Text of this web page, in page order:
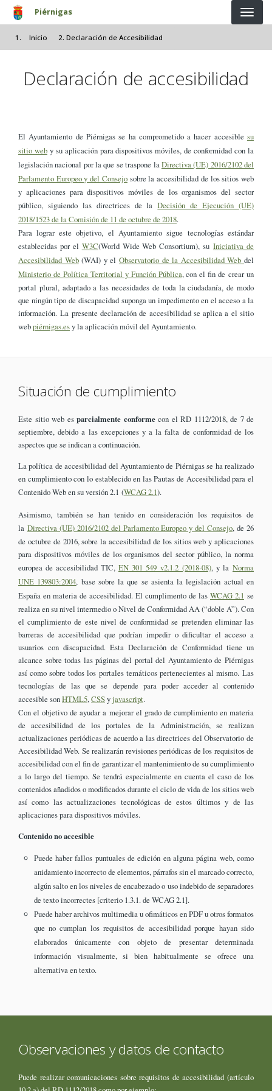
Pasar al contenido principal
Piérnigas
Inicio Declaración de Accesibilidad
Declaración de accesibilidad
El Ayuntamiento de Piérnigas se ha comprometido a hacer accesible su
sitio weby su aplicación para dispositivos móviles, de conformidad con la
legislación nacional por la que se traspone laDirectiva (UE) 2016/2102 del
Parlamento Europeo y del Consejosobre la accesibilidad de los sitios web
y aplicaciones para dispositivos móviles de los organismos del sector
público, siguiendo las directrices de laDecisión de Ejecución (UE)
2018/1523 de la Comisión de 11 de octubre de 2018.
Para lograr este objetivo, el Ayuntamiento sigue tecnologías estándar
establecidas por el W3C(World Wide Web Consortium), suIniciativa de
Accesibilidad Web(WAI) y elObservatorio de la Accesibilidad Webdel
Ministerio de Política Territorial y Función Pública, con el fin de crear un
portal plural, adaptado a las necesidades de toda la ciudadanía, de modo
que ningún tipo de discapacidad suponga un impedimento en el acceso a la
información. La presente declaración de accesibilidad se aplica a el sitio
webpiérnigas.esy la aplicación móvil del Ayuntamiento.
Situación de cumplimiento
Este sitio web es parcialmente conformecon el RD 1112/2018, de 7 de
septiembre, debido a las excepciones y a la falta de conformidad de los
aspectos que se indican a continuación.
La política de accesibilidad del Ayuntamiento de Piérnigas se ha realizado
en cumplimiento con lo establecido en las Pautas de Accesibilidad para el
Contenido Web en su versión 2.1 (WCAG 2.1).
Asimismo, también se han tenido en consideración los requisitos de
la Directiva (UE) 2016/2102 del Parlamento Europeo y del Consejo, de 26
de octubre de 2016, sobre la accesibilidad de los sitios web y aplicaciones
para dispositivos móviles de los organismos del sector público, la norma
europea de accesibilidad TIC, EN 301 549 v2.1.2 (2018-08), y la Norma
UNE 139803:2004, base sobre la que se asienta la legislación actual en
España en materia de accesibilidad. El cumplimento de las WCAG 2.1 se
realiza en su nivel intermedio o Nivel de Conformidad AA (“doble A”). Con
el cumplimiento de este nivel de conformidad se pretenden eliminar las
barreras de accesibilidad que podrían impedir o dificultar el acceso a
usuarios con discapacidad. Esta Declaración de Conformidad tiene un
alcance sobre todas las páginas del portal del Ayuntamiento de Piérnigas
así como sobre todos los portales temáticos pertenecientes al mismo. Las
tecnologías de las que se depende para poder acceder al contenido
accesible sonHTML5, CSSyjavascript.
Con el objetivo de ayudar a mejorar el grado de cumplimiento en materia
de accesibilidad de los portales de la Administración, se realizan
actualizaciones periódicas de acuerdo a las directrices del Observatorio de
Accesibilidad Web. Se realizarán revisiones periódicas de los requisitos de
accesibilidad con el fin de garantizar el mantenimiento de su cumplimiento
a lo largo del tiempo. Se tendrá especialmente en cuenta el caso de los
contenidos añadidos o modificados durante el ciclo de vida de los sitios web
así como las actualizaciones tecnológicas de estos últimos y de las
aplicaciones para dispositivos móviles.
Contenido no accesible
Puede haber fallos puntuales de edición en alguna página web, como
anidamiento incorrecto de elementos, párrafos sin el marcado correcto,
algún salto en los niveles de encabezado o uso indebido de separadores
de texto incorrectes [criterio 1.3.1. de WCAG 2.1].
Puede haber archivos multimedia u ofimáticos en PDF u otros formatos
que no cumplan los requisitos de accesibilidad porque hayan sido
elaborados únicamente con objeto de presentar determinada
información visualmente, si bien habitualmente se ofrece una
alternativa en texto.
Observaciones y datos de contacto
Puede realizar comunicaciones sobre requisitos de accesibilidad (artículo